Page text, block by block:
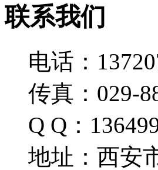
联系我们
电话：
传真：029-
Q Q：
地址：西安